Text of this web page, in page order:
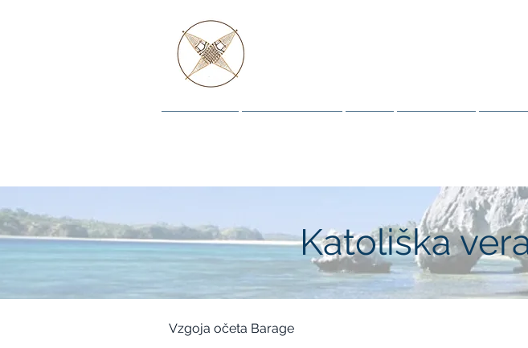
Katoliška
Vzgoja očeta Barage